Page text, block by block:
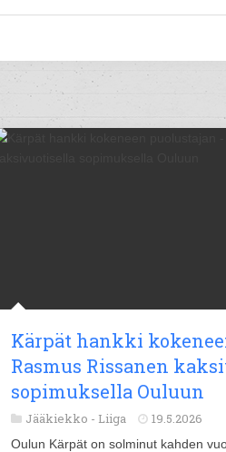
Kärpät hankki
Rasmus Rissanen
sopimuksella Ouluun
Jääkiekko - Liiga 19.5.2026
Oulun Kärpät on solminut kahden